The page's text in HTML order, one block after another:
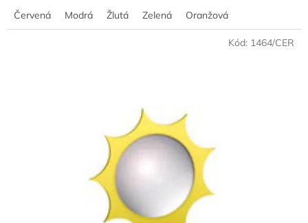
Červená Modrá Žlutá Zelená Oranžová
Kód: 1464/CER